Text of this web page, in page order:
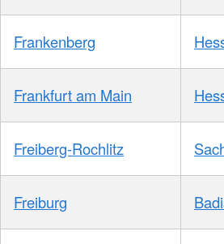
Frankenberg
Frankfurt am Main
Freiberg-Rochlitz
Freiburg